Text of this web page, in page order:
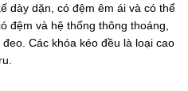
dày dặn, có đệm êm ái và có thể
đệm và hệ thống thông thoáng,
Các khóa kéo đều là loại cao